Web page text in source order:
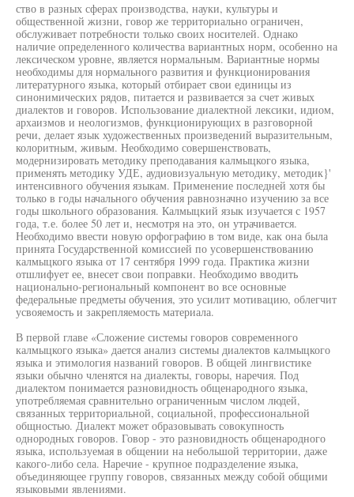
ство в разных сферах производства, науки, культуры и
общественной жизни, говор же территориально ограничен,
обслуживает потребности только своих носителей. Однако
наличие определенного количества вариантных норм, особенно на
лексическом уровне, является нормальным. Вариантные нормы
необходимы для нормального развития и функционирования
литературного языка, который отбирает свои единицы из
синонимических рядов, питается и развивается за счет живых
диалектов и говоров. Использование диалектной лексики, идиом,
архаизмов и неологизмов, функционирующих в разговорной
речи, делает язык художественных произведений выразительным,
колоритным, живым. Необходимо совершенствовать,
модернизировать методику преподавания калмыцкого языка,
применять методику УДЕ, аудиовизуальную методику, методик}'
интенсивного обучения языкам. Применение последней хотя бы
только в годы начального обучения равнозначно изучению за все
годы школьного образования. Калмыцкий язык изучается с 1957
года, т.е. более 50 лет и, несмотря на это, он утрачивается.
Необходимо ввести новую орфографию в том виде, как она была
принята Государственной комиссией по усовершенствованию
калмыцкого языка от 17 сентября 1999 года. Практика жизни
отшлифует ее, внесет свои поправки. Необходимо вводить
национально-региональный компонент во все основные
федеральные предметы обучения, это усилит мотивацию, облегчит
усвояемость и закрепляемость материала.
В первой главе «Сложение системы говоров современного
калмыцкого языка» дается анализ системы диалектов калмыцкого
языка и этимология названий говоров. В общей лингвистике
языки обычно членятся на диалекты, говоры, наречия. Под
диалектом понимается разновидность общенародного языка,
употребляемая сравнительно ограниченным числом людей,
связанных территориальной, социальной, профессиональной
общностью. Диалект может образовывать совокупность
однородных говоров. Говор - это разновидность общенародного
языка, используемая в общении на небольшой территории, даже
какого-либо села. Наречие - крупное подразделение языка,
объединяющее группу говоров, связанных между собой общими
языковыми явлениями.